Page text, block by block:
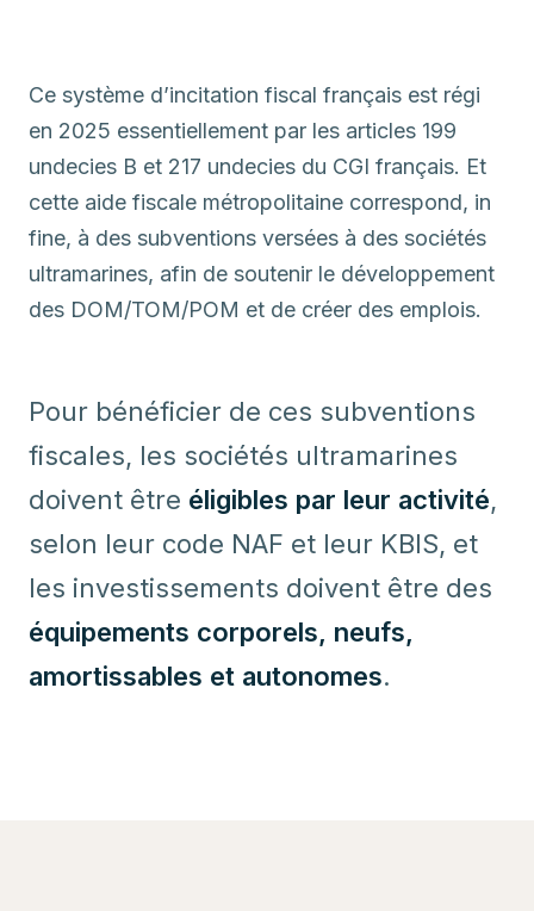
Ce système d’incitation fiscal français est régi
en 2025 essentiellement par les articles 199
undecies B et 217 undecies du CGI français. Et
cette aide fiscale métropolitaine correspond, in
fine, à des subventions versées à des sociétés
ultramarines, afin de soutenir le développement
des DOM/TOM/POM et de créer des emplois.
Pour bénéficier de ces subventions
fiscales, les sociétés ultramarines
doivent être éligibles par leur activité,
selon leur code NAF et leur KBIS, et
les investissements doivent être des
équipements corporels, neufs,
amortissables et autonomes.